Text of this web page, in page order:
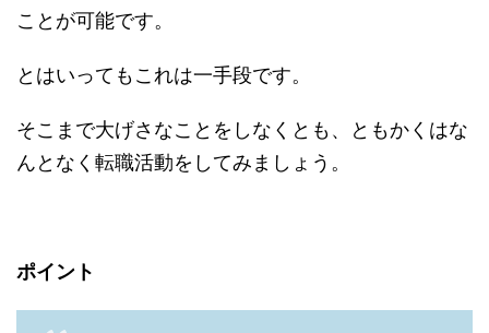
ことが可能です。
とはいってもこれは一手段です。
そこまで大げさなことをしなくとも、ともかくはな
んとなく転職活動をしてみましょう。
ポイント